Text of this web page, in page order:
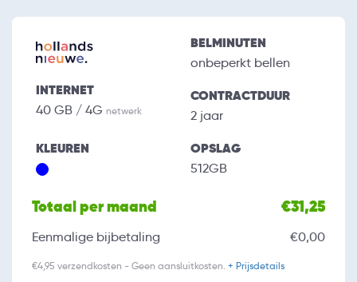
INTERNET
40 GB / 4G netwerk
BELMINUTEN
onbeperkt bellen
CONTRACTDUUR
2 jaar
KLEUREN OPSLAG
512GB
Totaal per maand €31,25
Eenmalige bijbetaling €0,00
€4,95 verzendkosten - Geen aansluitkosten. + Prijsdetails